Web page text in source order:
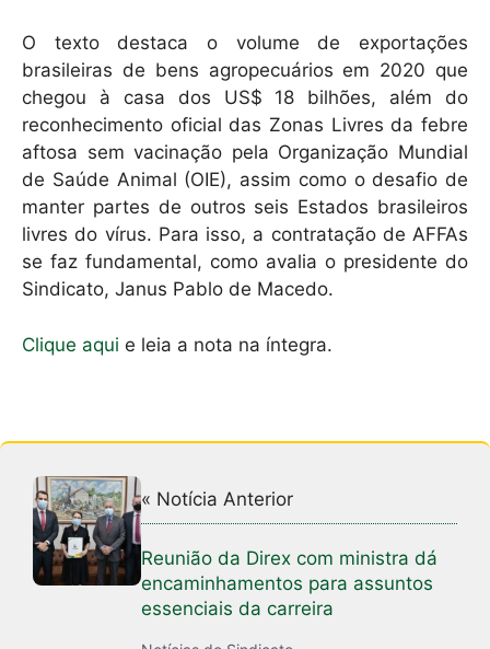
p o
k
O texto destaca o volume de exportações
brasileiras de bens agropecuários em 2020 que
chegou à casa dos US$ 18 bilhões, além do
reconhecimento oficial das Zonas Livres da febre
aftosa sem vacinação pela Organização Mundial
de Saúde Animal (OIE), assim como o desafio de
manter partes de outros seis Estados brasileiros
livres do vírus. Para isso, a contratação de AFFAs
se faz fundamental, como avalia o presidente do
Sindicato, Janus Pablo de Macedo.
Clique aqui e leia a nota na íntegra.
« Notícia Anterior
Reunião da Direx com ministra dá
encaminhamentos para assuntos
essenciais da carreira